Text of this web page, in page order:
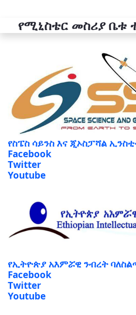
የስፔስ ሳይንስ እና ጂኦስፓሻል
Facebook
Twitter
Youtube
Facebook
Twitter
Youtube